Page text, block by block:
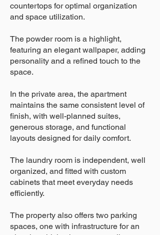
countertops for optimal organization
and space utilization.
The powder room is a highlight,
featuring an elegant wallpaper, adding
personality and a refined touch to the
space.
In the private area, the apartment
maintains the same consistent level of
finish, with well-planned suites,
generous storage, and functional
layouts designed for daily comfort.
The laundry room is independent, well
organized, and fitted with custom
cabinets that meet everyday needs
efficiently.
The property also offers two parking
spaces, one with infrastructure for an